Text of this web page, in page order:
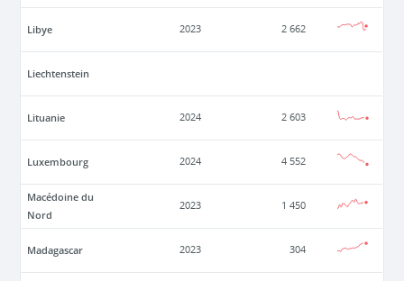
Libye 2023 2 662
Liechtenstein
Lituanie 2024 2 603
Luxembourg 2024 4 552
Macédoine du
Nord
2023 1 450
Madagascar 2023 304